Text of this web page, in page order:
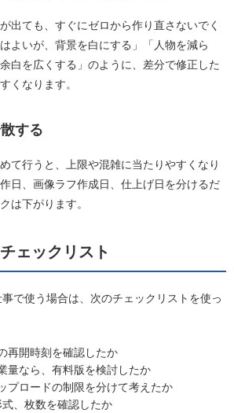
出ても、すぐにゼロから作り直さないでく
よいが、背景を白にする」「人物を減ら
白を広くする」のように、差分で修正した
くなります。
する
て行うと、上限や混雑に当たりやすくなり
日、画像ラフ作成日、仕上げ日を分けるだ
は下がります。
ェックリスト
で使う場合は、次のチェックリストを使っ
再開時刻を確認したか
量なら、有料版を検討したか
プロードの制限を分けて考えたか
、枚数を確認したか